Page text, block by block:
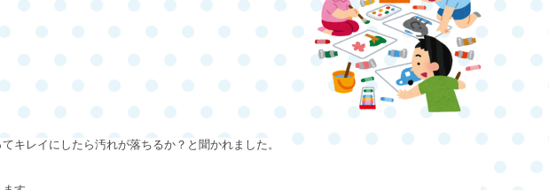
キレイにしたら汚れが落ちるか？と聞かれました。